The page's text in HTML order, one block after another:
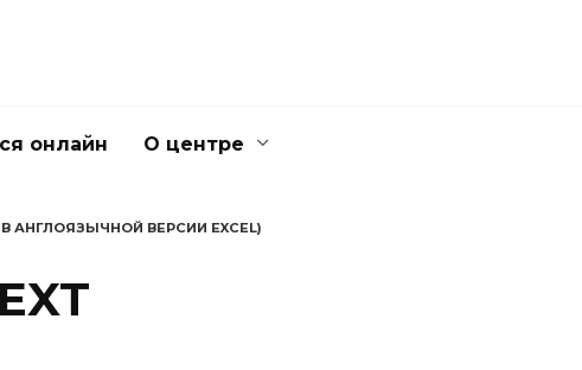
онлайн О центре
АНГЛОЯЗЫЧНОЙ ВЕРСИИ EXCEL)